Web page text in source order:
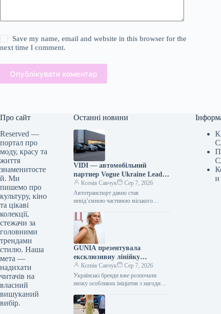
Save my name, email and website in this browser for the
next time I comment.
Опублікувати коментар
Про сайт
Reserved —
портал про
моду, красу та
життя
знаменитосте
й. Ми
пишемо про
культуру, кіно
та цікаві
колекції,
стежачи за
головними
трендами
стилю. Наша
мета —
надихати
читачів на
власний
вишуканий
вибір.
Останні новини
VIDI — автомобільний
партнер Vogue Ukraine Leaders
Gala: які автомобілі будуть
представлені на заході
Ксенія Савчук
Сер 7, 2026
Автотранспорт давно став
невід’ємною частиною міського
роботу та дім, подорожі та
повсякденні клопоти. Тому вибір…
GUNIA презентувала
ексклюзивну лінійку
ювелірних виробів на честь
Дня Незалежності
Ксенія Савчук
Сер 7, 2026
Українські бренди вже розпочали
низку особливих ініціатив з нагоди
Project презентували символічну серію
прикрас – позолочені…
и